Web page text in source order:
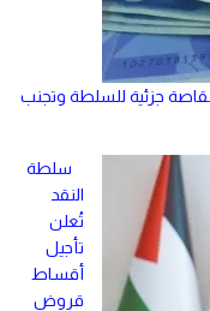
جزئية للسلطة وتجنب
سلطة
النقد
تُعلن
تأجيل
أقساط
قروض